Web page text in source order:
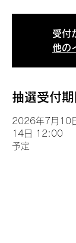
受付
他の
抽選受付期
2026年7月10
14日 12:00
予定